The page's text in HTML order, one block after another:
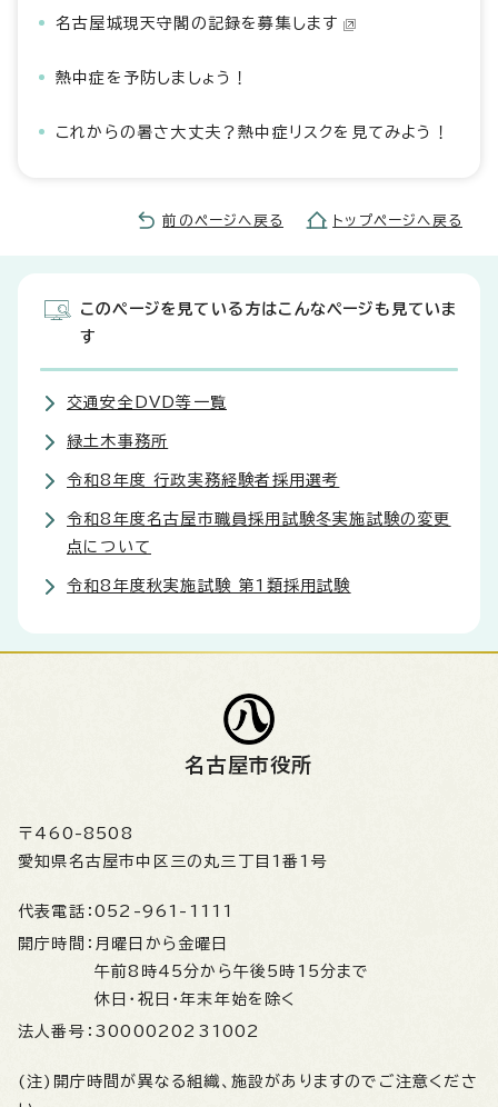
名古屋城現天守閣の記録を募集します
熱中症を予防しましょう！
これからの暑さ大丈夫？熱中症リスクを見てみよう！
前のページへ戻る トップページへ戻る
このページを見ている方はこんなページも見ていま
す
交通安全DVD等一覧
緑土木事務所
令和8年度 行政実務経験者採用選考
令和8年度名古屋市職員採用試験冬実施試験の変更
点について
令和8年度秋実施試験 第1類採用試験
名古屋市役所
〒460-8508
愛知県名古屋市中区三の丸三丁目1番1号
代表電話： 052-961-1111
開庁時間： 月曜日から金曜日
午前8時45分から午後5時15分まで
休日・祝日・年末年始を除く
法人番号： 3000020231002
(注)開庁時間が異なる組織、施設がありますのでご注意くださ